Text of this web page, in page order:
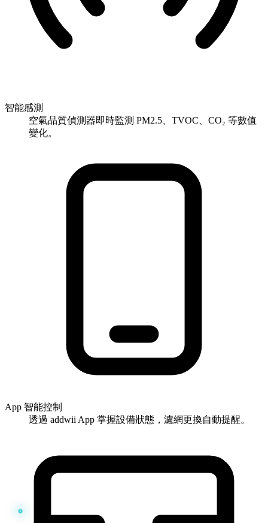
智能感測
空氣品質偵測器即時監測 PM2.5、TVOC、CO₂ 等數值
變化。
App 智能控制
透過 addwii App 掌握設備狀態，濾網更換自動提醒。